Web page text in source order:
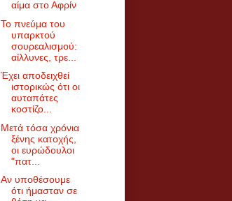
αίμα στο Αφρίν
Το πνεύμα του
υπαρκτού
σουρεαλισμού:
αίλλυνες, τρε...
Έχει αποδειχθεί
ιστορικώς ότι οι
αυταπάτες
κοστίζο...
Μετά τόσα χρόνια
ξένης κατοχής,
οι ευρώδουλοι
"πατ...
Αν υποθέσουμε
ότι ήμασταν σε